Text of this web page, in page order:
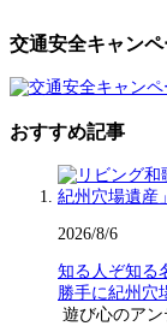
交通安全キャン
おすすめ記事
2026/8/6
知る人ぞ知る
勝手に紀州穴
遊び心のア